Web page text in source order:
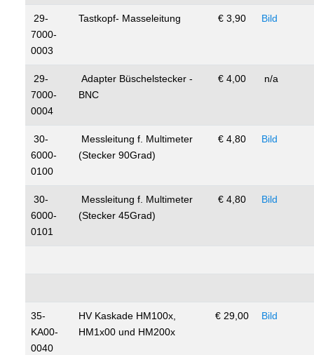
29-
7000-
0003
Tastkopf- Masseleitung € 3,90 Bild
29-
7000-
0004
Adapter Büschelstecker -
BNC
€ 4,00 n/a
30-
6000-
0100
Messleitung f. Multimeter
(Stecker 90Grad)
€ 4,80 Bild
30-
6000-
0101
Messleitung f. Multimeter
(Stecker 45Grad)
€ 4,80 Bild
35-
KA00-
0040
HV Kaskade HM100x,
HM1x00 und HM200x
€ 29,00 Bild